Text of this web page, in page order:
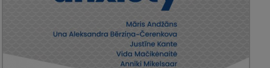
Virtuālā tūre